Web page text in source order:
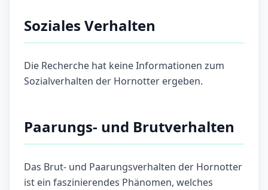
Soziales Verhalten
Die Recherche hat keine Informationen zum
Sozialverhalten der Hornotter ergeben.
Paarungs- und Brutverhalten
Das Brut- und Paarungsverhalten der Hornotter
ist ein faszinierendes Phänomen, welches